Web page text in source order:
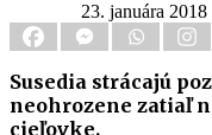
23. januára 2018
Susedia strácajú
neohrozene zatiaľ
cieľovke.